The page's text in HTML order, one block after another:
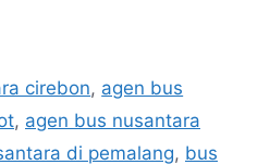
cirebon, agen bus
, agen bus nusantara
di pemalang, bus